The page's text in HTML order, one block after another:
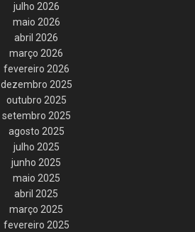
julho 2026
maio 2026
abril 2026
março 2026
fevereiro 2026
dezembro 2025
outubro 2025
setembro 2025
agosto 2025
julho 2025
junho 2025
maio 2025
abril 2025
março 2025
fevereiro 2025